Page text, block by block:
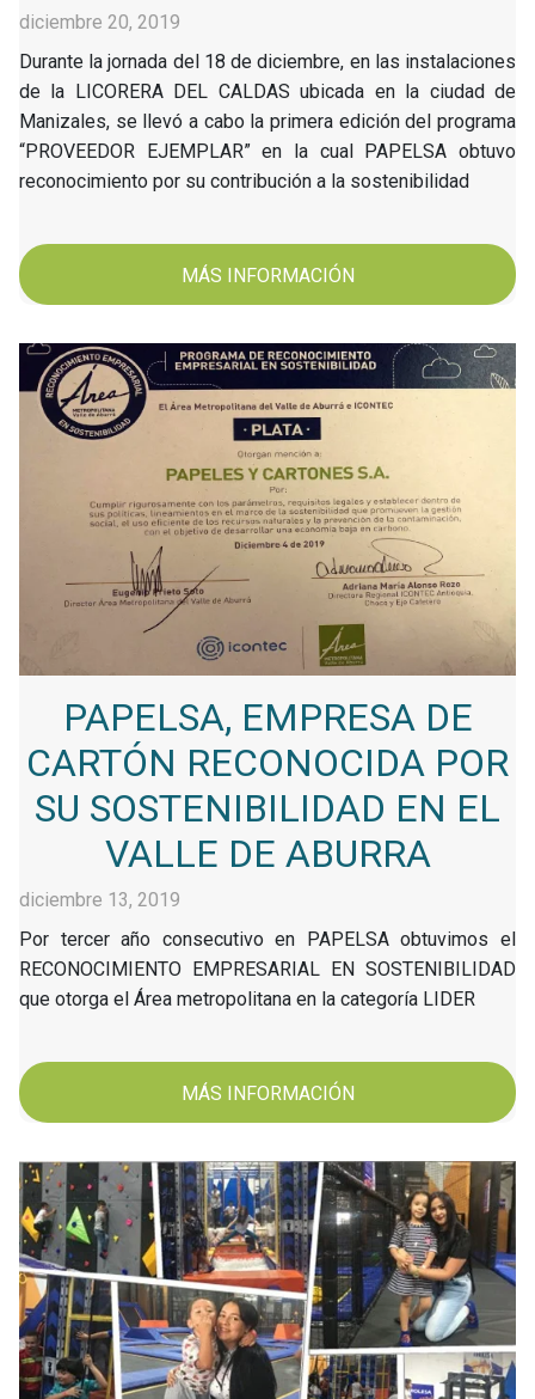
diciembre 20, 2019
Durante la jornada del 18 de diciembre, en las instalaciones
de la LICORERA DEL CALDAS ubicada en la ciudad de
Manizales, se llevó a cabo la primera edición del programa
“PROVEEDOR EJEMPLAR” en la cual PAPELSA obtuvo
reconocimiento por su contribución a la sostenibilidad
MÁS INFORMACIÓN
PAPELSA, EMPRESA DE
CARTÓN RECONOCIDA POR
SU SOSTENIBILIDAD EN EL
VALLE DE ABURRA
diciembre 13, 2019
Por tercer año consecutivo en PAPELSA obtuvimos el
RECONOCIMIENTO EMPRESARIAL EN SOSTENIBILIDAD
que otorga el Área metropolitana en la categoría LIDER
MÁS INFORMACIÓN